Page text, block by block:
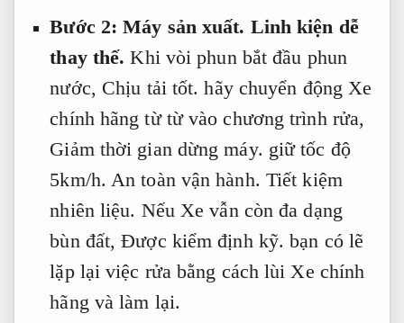
Bước 2:Máy sản xuất. Linh kiện dễ
thay thế. Khi vòi phun bắt đầu phun
nước, Chịu tải tốt. hãy chuyển động Xe
chính hãng từ từ vào chương trình rửa,
Giảm thời gian dừng máy. giữ tốc độ
5km/h.An toàn vận hành. Tiết kiệm
nhiên liệu. Nếu Xe vẫn còn đa dạng
bùn đất,Được kiểm định kỹ. bạn có lẽ
lặp lại việc rửa bằng cách lùi Xe chính
hãng và làm lại.